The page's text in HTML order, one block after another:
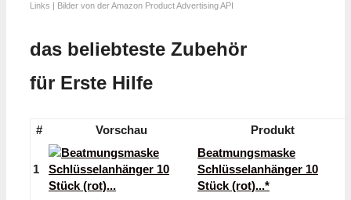
Links | Bilder von der Amazon Product Advertising API
das beliebteste Zubehör
für Erste Hilfe
# Vorschau Produkt
1
Beatmungsmaske
Schlüsselanhänger 10
Stück (rot)...*